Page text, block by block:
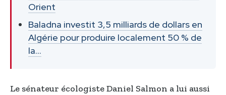
Orient
Baladna investit 3,5 milliards de dollars en
Algérie pour produire localement 50 % de
la…
Le sénateur écologiste Daniel Salmon a lui aussi